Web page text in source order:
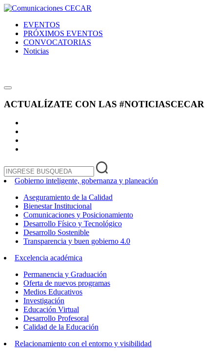
EVENTOS
PRÓXIMOS EVENTOS
CONVOCATORIAS
Noticias
ACTUALÍZATE CON LAS #NOTICIASCECAR
Gobierno inteligente, gobernanza y planeación
Aseguramiento de la Calidad
Bienestar Institucional
Comunicaciones y Posicionamiento
Desarrollo Físico y Tecnológico
Desarrollo Sostenible
Transparencia y buen gobierno 4.0
Excelencia académica
Permanencia y Graduación
Oferta de nuevos programas
Medios Educativos
Investigación
Educación Virtual
Desarrollo Profesoral
Calidad de la Educación
Relacionamiento con el entorno y visibilidad